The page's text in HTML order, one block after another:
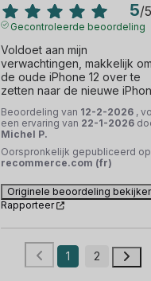
5/5
Gecontroleerde beoordeling
Voldoet aan mijn
verwachtingen, makkelijk
de oude iPhone 12 over te
zetten naar de nieuwe
Beoordeling van 12-2-2026 ,
een ervaring van 22-1-2026
Michel P.
Oorspronkelijk gepubliceerd op
recommerce.com (fr)
Originele beoordeling
Rapporteer
1 2